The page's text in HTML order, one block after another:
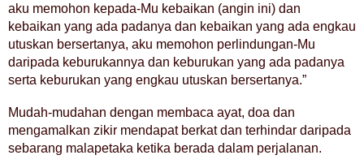
aku memohon kepada-Mu kebaikan (angin ini) dan
kebaikan yang ada padanya dan kebaikan yang ada engkau
utuskan bersertanya, aku memohon perlindungan-Mu
daripada keburukannya dan keburukan yang ada padanya
serta keburukan yang engkau utuskan bersertanya.”
Mudah-mudahan dengan membaca ayat, doa dan
mengamalkan zikir mendapat berkat dan terhindar daripada
sebarang malapetaka ketika berada dalam perjalanan.